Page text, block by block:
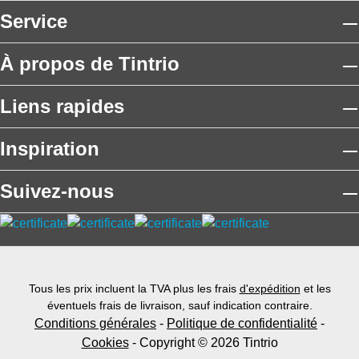
Service
À propos de Tintrio
Liens rapides
Inspiration
Suivez-nous
Tous les prix incluent la TVA plus les frais d'expédition et les
éventuels frais de livraison, sauf indication contraire.
Conditions générales - Politique de confidentialité -
Cookies- Copyright © 2026 Tintrio